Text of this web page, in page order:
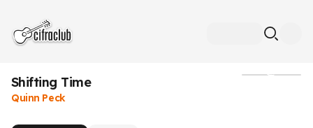
Shifting Time
Quinn Peck